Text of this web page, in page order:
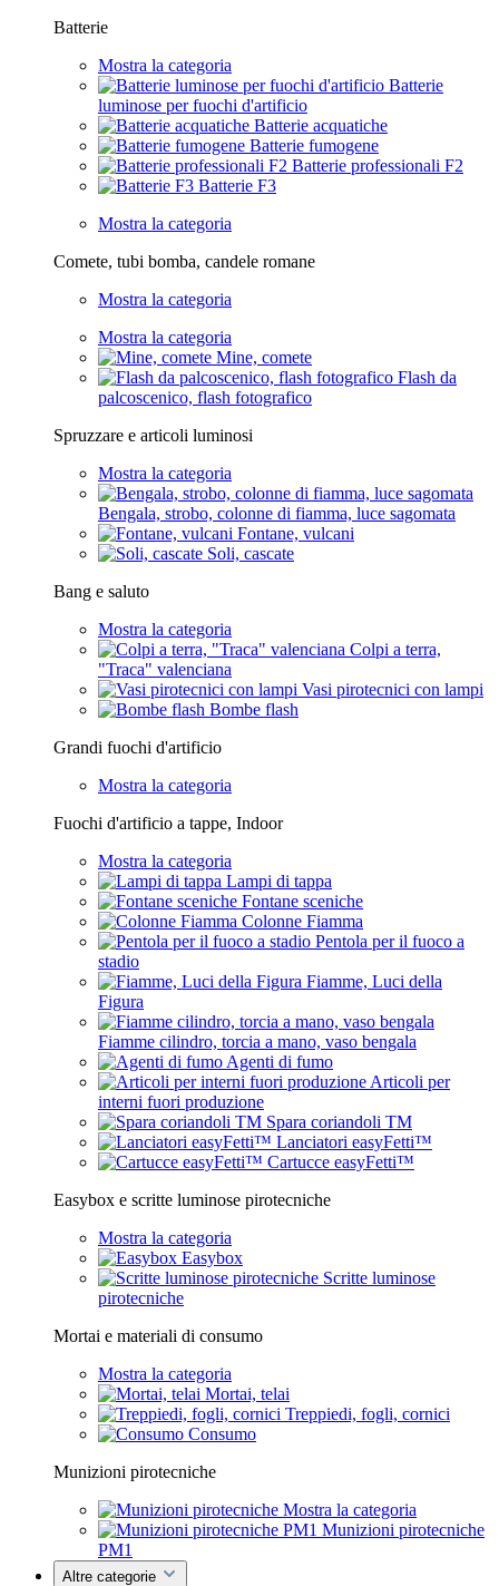
Batterie
Mostra la categoria
Batterie
luminose per fuochi d'artificio
Batterie acquatiche
Batterie fumogene
Batterie professionali F2
Batterie F3
Mostra la categoria
Comete, tubi bomba, candele romane
Mostra la categoria
Mostra la categoria
Mine, comete
Flash da
palcoscenico, flash fotografico
Spruzzare e articoli luminosi
Mostra la categoria
Bengala, strobo, colonne di fiamma, luce sagomata
Fontane, vulcani
Soli, cascate
Bang e saluto
Mostra la categoria
Colpi a terra,
"Traca" valenciana
Vasi pirotecnici con lampi
Bombe flash
Grandi fuochi d'artificio
Mostra la categoria
Fuochi d'artificio a tappe, Indoor
Mostra la categoria
Lampi di tappa
Fontane sceniche
Colonne Fiamma
Pentola per il fuoco a
stadio
Fiamme, Luci della
Figura
Fiamme cilindro, torcia a mano, vaso bengala
Agenti di fumo
Articoli per
interni fuori produzione
Spara coriandoli TM
Lanciatori easyFetti™
Cartucce easyFetti™
Easybox e scritte luminose pirotecniche
Mostra la categoria
Easybox
Scritte luminose
pirotecniche
Mortai e materiali di consumo
Mostra la categoria
Mortai, telai
Treppiedi, fogli, cornici
Consumo
Munizioni pirotecniche
Mostra la categoria
Munizioni pirotecniche
PM1
Altre categorie